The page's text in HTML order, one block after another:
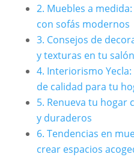
2. Muebles a
con sofás modernos
3. Consejos de
y texturas en tu
4. Interiorismo
de calidad para tu
5. Renueva tu hogar
y duraderos
6. Tendencias en
crear espacios